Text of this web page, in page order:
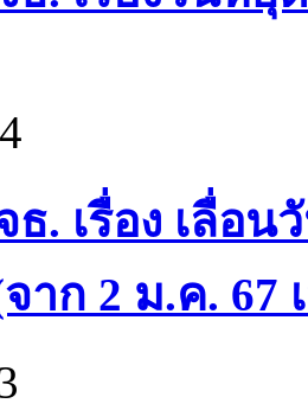
ธ. เรื่อง เลื่อ
าก 2 ม.ค. 67